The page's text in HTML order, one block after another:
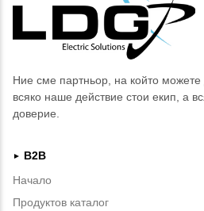
Ние сме партньор, на който можете
всяко наше действие стои екип, а
доверие.
►
B2B
Начало
Продуктов каталог